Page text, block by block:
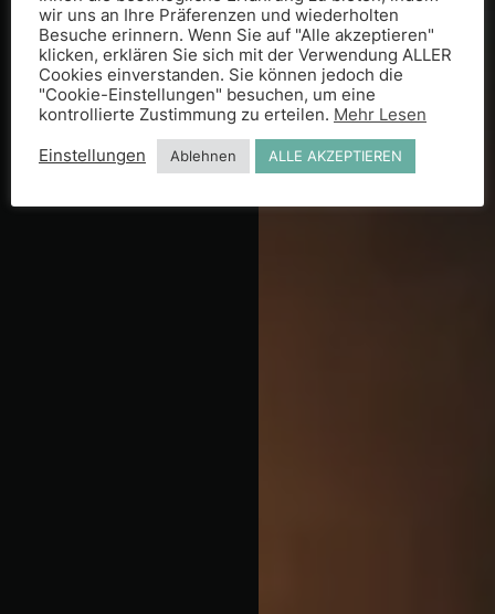
wir uns an Ihre Präferenzen und wiederholten
Besuche erinnern. Wenn Sie auf "Alle akzeptieren"
klicken, erklären Sie sich mit der Verwendung ALLER
Cookies einverstanden. Sie können jedoch die
"Cookie-Einstellungen" besuchen, um eine
kontrollierte Zustimmung zu erteilen. Mehr Lesen
Einstellungen Ablehnen ALLE AKZEPTIEREN